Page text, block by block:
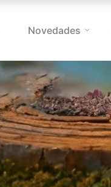
Novedades